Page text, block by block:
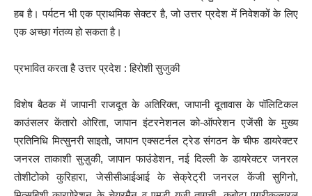
हब है। पर्यटन भी एक प्राथमिक सेक्टर है, जो उत्तर प्रदेश में निवेशकों के लिए
एक अच्छा गंतव्य हो सकता है।
प्रभावित करता है उत्तर प्रदेश : हिरोशी सुजुकी
विशेष बैठक में जापानी राजदूत के अतिरिक्त, जापानी दूतावास के पॉलिटिकल
काउंसलर केंतारो ओरिता, जापान इंटरनेशनल को-ऑपरेशन एजेंसी के मुख्य
प्रतिनिधि मित्सुनरी साइतो, जापान एक्सटर्नल ट्रेड संगठन के चीफ डायरेक्टर
जनरल ताकाशी सुज़ुकी, जापान फाउंडेशन, नई दिल्ली के डायरेक्टर जनरल
तोशीटोको कुरिहारा, जेसीसीआईआई के सेक्रेट्री जनरल केंजी सुगिनो,